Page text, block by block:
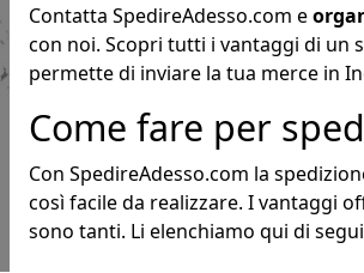
Contatta SpedireAdesso.com e
con noi. Scopri tutti i vantaggi di un
permette di inviare la tua merce in
Come fare per
Con SpedireAdesso.com la
così facile da realizzare. I vantaggi
sono tanti. Li elenchiamo qui di